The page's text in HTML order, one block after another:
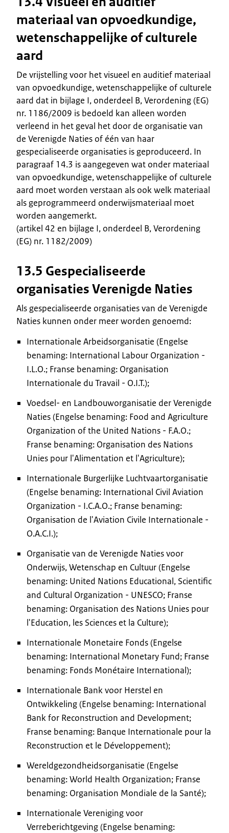
materiaal van opvoedkundige,
wetenschappelijke of culturele
aard
De vrijstelling voor het visueel en auditief materiaal
van opvoedkundige, wetenschappelijke of culturele
aard dat in bijlage I, onderdeel B, Verordening (EG)
nr. 1186/2009 is bedoeld kan alleen worden
verleend in het geval het door de organisatie van
de Verenigde Naties of één van haar
gespecialiseerde organisaties is geproduceerd. In
paragraaf 14.3 is aangegeven wat onder materiaal
van opvoedkundige, wetenschappelijke of culturele
aard moet worden verstaan als ook welk materiaal
als geprogrammeerd onderwijsmateriaal moet
worden aangemerkt.
(artikel 42 en bijlage I, onderdeel B, Verordening
(EG) nr. 1182/2009)
13.5 Gespecialiseerde
organisaties Verenigde Naties
Als gespecialiseerde organisaties van de Verenigde
Naties kunnen onder meer worden genoemd:
Internationale Arbeidsorganisatie (Engelse
benaming: International Labour Organization -
I.L.O.; Franse benaming: Organisation
Internationale du Travail - O.I.T.);
Voedsel- en Landbouworganisatie der Verenigde
Naties (Engelse benaming: Food and Agriculture
Organization of the United Nations - F.A.O.;
Franse benaming: Organisation des Nations
Unies pour l'Alimentation et l'Agriculture);
Internationale Burgerlijke Luchtvaartorganisatie
(Engelse benaming: International Civil Aviation
Organization - I.C.A.O.; Franse benaming:
Organisation de l'Aviation Civile Internationale -
O.A.C.I.);
Organisatie van de Verenigde Naties voor
Onderwijs, Wetenschap en Cultuur (Engelse
benaming: United Nations Educational, Scientific
and Cultural Organization - UNESCO; Franse
benaming: Organisation des Nations Unies pour
l'Education, les Sciences et la Culture);
Internationale Monetaire Fonds (Engelse
benaming: International Monetary Fund; Franse
benaming: Fonds Monétaire International);
Internationale Bank voor Herstel en
Ontwikkeling (Engelse benaming: International
Bank for Reconstruction and Development;
Franse benaming: Banque Internationale pour la
Reconstruction et le Développement);
Wereldgezondheidsorganisatie (Engelse
benaming: World Health Organization; Franse
benaming: Organisation Mondiale de la Santé);
Internationale Vereniging voor
Verreberichtgeving (Engelse benaming: